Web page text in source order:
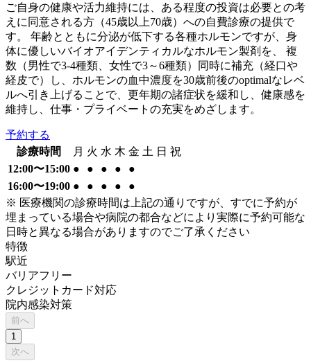
ご自身の健康や活力維持には、ある程度の投資は必要との考
えに同意される方（45歳以上70歳）への自費診療の提供で
す。 年齢とともに分泌が低下する各種ホルモンですが、身
体に優しいバイオアイデンティカルなホルモン製剤を、 複
数（男性で3-4種類、女性で3～6種類）同時に補充（経口や
経皮で）し、ホルモンの血中濃度を30歳前後のoptimalなレベ
ルへ引き上げることで、更年期の諸症状を緩和し、健康感を
維持し、仕事・プライベートの充実をめざします。
予約する
診療時間
月 火 水 木 金 土 日 祝
12:00〜15:00 ● ● ● ●
●
16:00〜19:00 ● ● ● ●
●
※ 医療機関の診療時間は上記の通りですが、すでに予約が
埋まっている場合や病院の都合などにより実際に予約可能な
日時と異なる場合がありますのでご了承ください
特徴
駅近
バリアフリー
クレジットカード対応
院内感染対策
前へ
1
次へ